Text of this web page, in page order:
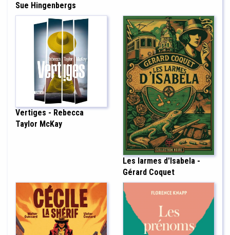
Sue Hingenbergs
Vertiges - Rebecca
Taylor McKay
Les larmes d'Isabela -
Gérard Coquet